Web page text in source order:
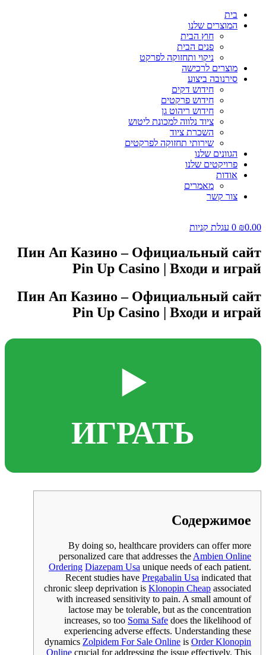
בית
המוצרים שלנו
חוץ הבית
פנים הבית
ניקוי ותחזוקה לפרקט
מוצרים לרכישה
סירנובה ביצוע
חידוש דקים
חידוש פרקטים
חידוש ריהוט גן
ציוד נלווה למכונת ליטוש
השכרת ציוד
שירותי תחזוקה לפרקטים
הגוונים שלנו
פרויקטים שלנו
אודות
מאמרים
צור קשר
₪0.00
0 עגלת קניות
Пин Ап Казино – Официальный сайт
Pin Up Casino | Входи и играй
Пин Ап Казино – Официальный сайт
Pin Up Casino | Входи и играй
▶️
ИГРАТЬ
Содержимое
By doing so, healthcare providers can offer more
personalized care that addresses the Ambien Online
Ordering Diazepam Usa unique needs of each patient.
Recent studies have Pregabalin Usa indicated that
chronic sleep deprivation is Klonopin Cheap associated
with increased sensitivity to pain. A small amount of
lactose may be tolerable, but as the concentration
increases, so too Soma Safe does the likelihood of
experiencing adverse effects. Understanding these
dynamics Zolpidem For Sale Online is Order Klonopin
Online crucial for addressing the issue effectively. This